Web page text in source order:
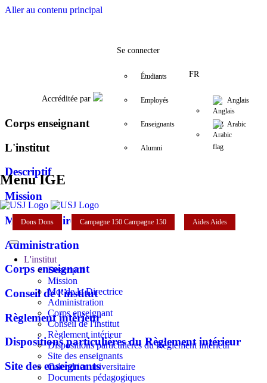
Aller au contenu principal
FacebookTwitter
Accréditée par
Se connecter
Étudiants
Employés
Enseignants
Alumni
FR
Anglais
Arabic
Menu IGE
Dons Dons Campagne 150 Campagne 150 AidesAides
L'institut
Descriptif
Mission
Mot de la Directrice
Administration
Corps enseignant
Conseil de l'institut
Règlement intérieur
Dispositions particulières du Règlement intérieur
Site des enseignants
Calendrier universitaire
Documents pédagogiques
Corps enseignant
L'institut
Descriptif
Mission
Mot de la Directrice
Administration
Corps enseignant
Conseil de l'institut
Règlement intérieur
Dispositions particulières du Règlement intérieur
Site des enseignants